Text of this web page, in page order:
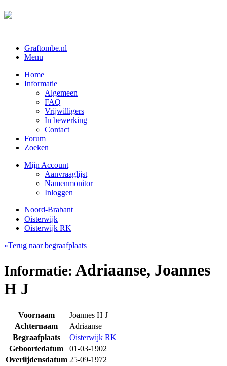
Graftombe.nl
Menu
Home
Informatie
Algemeen
FAQ
Vrijwilligers
In bewerking
Contact
Forum
Zoeken
Mijn Account
Aanvraaglijst
Namenmonitor
Inloggen
Noord-Brabant
Oisterwijk
Oisterwijk RK
«Terug naar begraafplaats
Informatie: Adriaanse, Joannes
H J
Voornaam
Joannes H J
Achternaam
Adriaanse
Begraafplaats
Oisterwijk RK
Geboortedatum
01-03-1902
Overlijdensdatum 25-09-1972